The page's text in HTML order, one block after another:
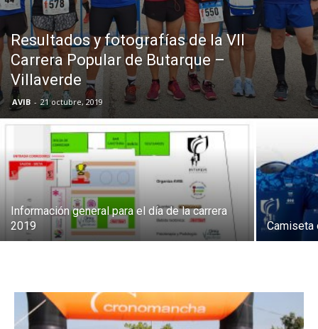
Butarque
Resultados y fotografías de la VII
Carrera Popular de Butarque –
Villaverde
AVIB - 21 octubre, 2019
Información general para el día de la carrera
2019
Camiseta